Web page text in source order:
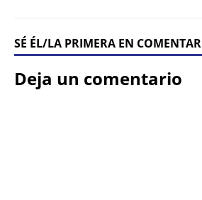
SÉ ÉL/LA PRIMERA EN COMENTAR
Deja un comentario